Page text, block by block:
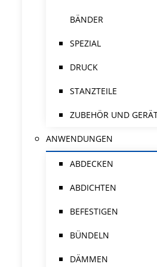
BÄNDER
SPEZIAL
DRUCK
STANZTEILE
ZUBEHÖR UND
ANWENDUNGEN
ABDECKEN
ABDICHTEN
BEFESTIGEN
BÜNDELN
DÄMMEN